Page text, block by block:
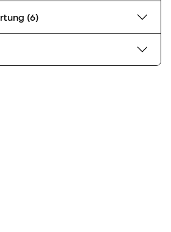
Persönliche Bewertung (6)